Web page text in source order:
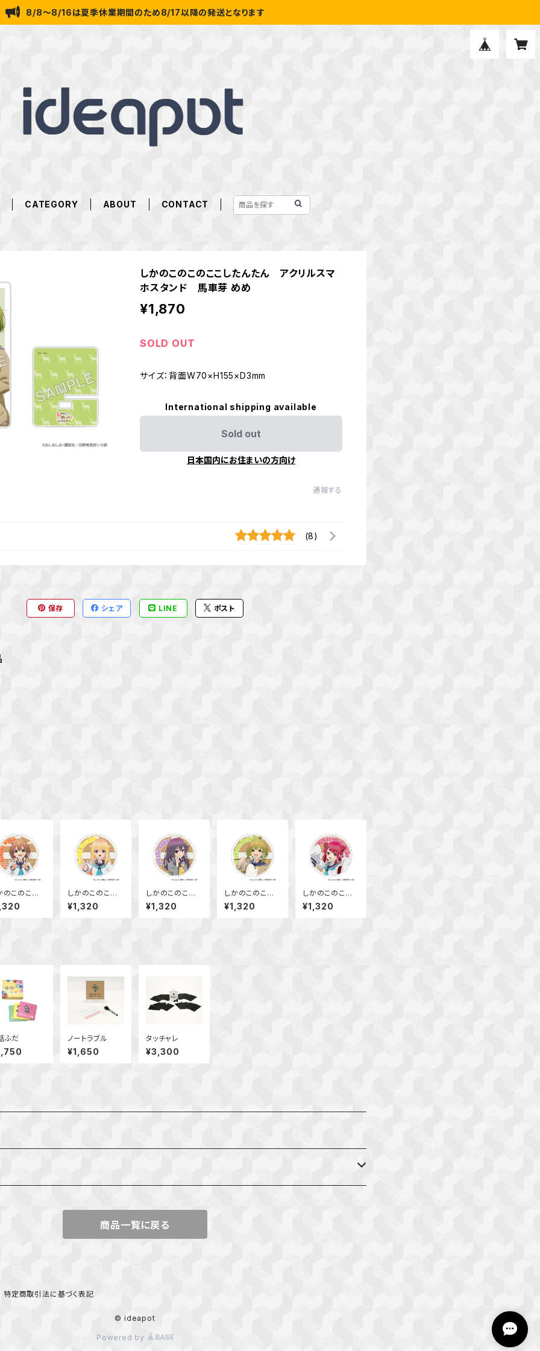
8/8～8/16は夏季休業期間のため8/17以降の発送となります
CATEGORY ABOUT CONTACT
しかのこのこのここしたんたん アクリルスマ
ホスタンド 馬車芽 めめ
¥1,870
SOLD OUT
サイズ：背面W70×H155×D3mm
International shipping available
Sold out
日本国内にお住まいの方向け
通報する
(8)
保存 シェア LINE ポスト
のこのこの
したんたん
リルコースタ
乃子 のこ
しかのこのこの
ここしたんたん
アクリルコースタ
ー 虎視 虎子
¥1,320
しかのこのこの
ここしたんたん
アクリルコースタ
ー 虎視 餡子
¥1,320
しかのこのこの
ここしたんたん
アクリルコースタ
ー 馬車芽 めめ
¥1,320
しかのこのこの
ここしたんたん
アクリルコースタ
ー 猫山田 根子
¥1,320
ふだ ノートラブル
¥1,650
タッチャレ
¥3,300
商品一覧に戻る
特定商取引法に基づく表記
© ideapot
Powered by